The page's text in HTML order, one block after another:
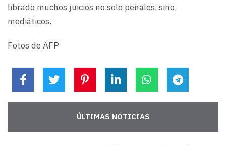
librado muchos juicios no solo penales, sino,
mediáticos.
Fotos de AFP
ÚLTIMAS NOTICIAS